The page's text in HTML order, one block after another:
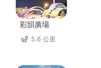
彩韻廣場
5.6 公里